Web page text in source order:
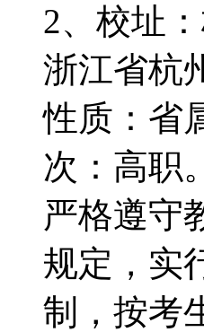
2、校址
浙江省
性质：
次：高
严格遵守
规定，实
制，按考